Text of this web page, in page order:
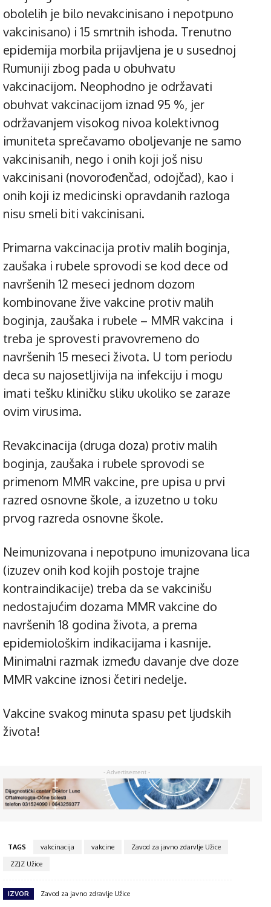
obolelih je bilo nevakcinisano i nepotpuno
vakcinisano) i 15 smrtnih ishoda. Trenutno
epidemija morbila prijavljena je u susednoj
Rumuniji zbog pada u obuhvatu
vakcinacijom. Neophodno je održavati
obuhvat vakcinacijom iznad 95 %, jer
održavanjem visokog nivoa kolektivnog
imuniteta sprečavamo oboljevanje ne samo
vakcinisanih, nego i onih koji još nisu
vakcinisani (novorođenčad, odojčad), kao i
onih koji iz medicinski opravdanih razloga
nisu smeli biti vakcinisani.
Primarna vakcinacija protiv malih boginja,
zaušaka i rubele sprovodi se kod dece od
navršenih 12 meseci jednom dozom
kombinovane žive vakcine protiv malih
boginja, zaušaka i rubele – MMR vakcina i
treba je sprovesti pravovremeno do
navršenih 15 meseci života. U tom periodu
deca su najosetljivija na infekciju i mogu
imati tešku kliničku sliku ukoliko se zaraze
ovim virusima.
Revakcinacija (druga doza) protiv malih
boginja, zaušaka i rubele sprovodi se
primenom MMR vakcine, pre upisa u prvi
razred osnovne škole, a izuzetno u toku
prvog razreda osnovne škole.
Neimunizovana i nepotpuno imunizovana lica
(izuzev onih kod kojih postoje trajne
kontraindikacije) treba da se vakcinišu
nedostajućim dozama MMR vakcine do
navršenih 18 godina života, a prema
epidemiološkim indikacijama i kasnije.
Minimalni razmak između davanje dve doze
MMR vakcine iznosi četiri nedelje.
Vakcine svakog minuta spasu pet ljudskih
života!
- Advertisement -
TAGS vakcinacija vakcine
Zavod za javno zdarvlje Užice
ZZJZ Užice
IZVOR Zavod za javno zdravlje Užice